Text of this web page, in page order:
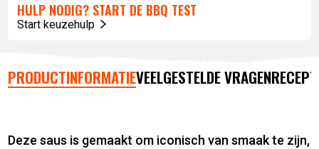
HULP NODIG? START DE BBQ TEST
Start keuzehulp
PRODUCTINFORMATIEVEELGESTELDE VRAGEN
Deze saus is gemaakt om iconisch van smaak te zijn,